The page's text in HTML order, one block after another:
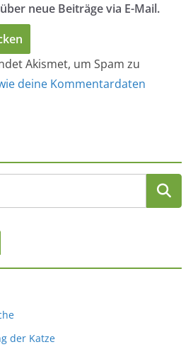
neue Beiträge via E-Mail.
Akismet, um Spam zu
deine Kommentardaten
der Katze